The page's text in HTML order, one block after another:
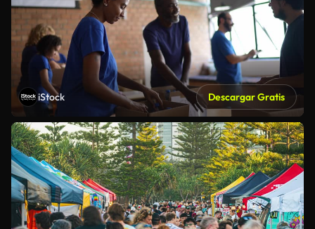
iStock Descargar Gratis